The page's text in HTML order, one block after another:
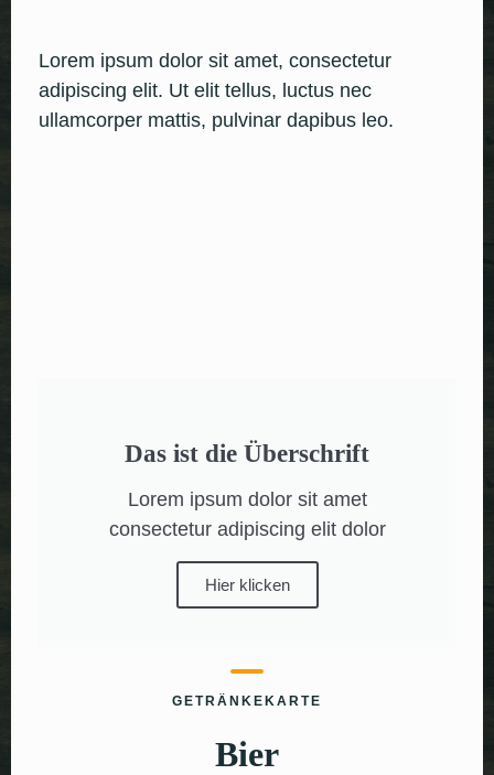
Lorem ipsum dolor sit amet, consectetur
adipiscing elit. Ut elit tellus, luctus nec
ullamcorper mattis, pulvinar dapibus leo.
Das ist die Überschrift
Lorem ipsum dolor sit amet
consectetur adipiscing elit dolor
Hier klicken
GETRÄNKEKARTE
Bier